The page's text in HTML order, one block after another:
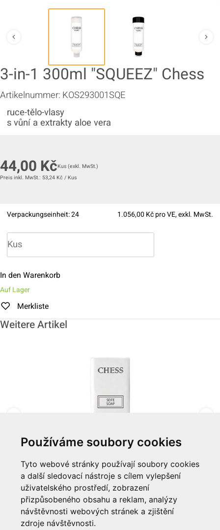
Používáme soubory cookies
Tyto webové stránky používají soubory cookies
a další sledovací nástroje s cílem vylepšení
uživatelského prostředí, zobrazení
přizpůsobeného obsahu a reklam, analýzy
návštěvnosti webových stránek a zjištění
zdroje návštěvnosti.
3-in-1 300ml "SQUEEZ" Chess
Artikelnummer: KOS293001SQE
ruce-tělo-vlasy
s vůní a extrakty aloe vera
44,00 KčKus (exkl. MwSt.)
Preis inkl. MwSt.: 53,24 Kč / Kus
Verpackungseinheit:24 1.056,00 Kč pro VE, exkl. MwSt.
In den Warenkorb
Auf Lager
Merkliste
Weitere Artikel
Zum Artikel
Informationen